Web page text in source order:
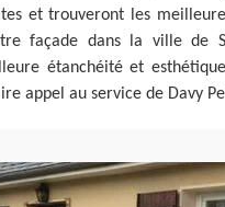
et trouveront les
façade dans la ville de
étanchéité et
appel au service de Davy